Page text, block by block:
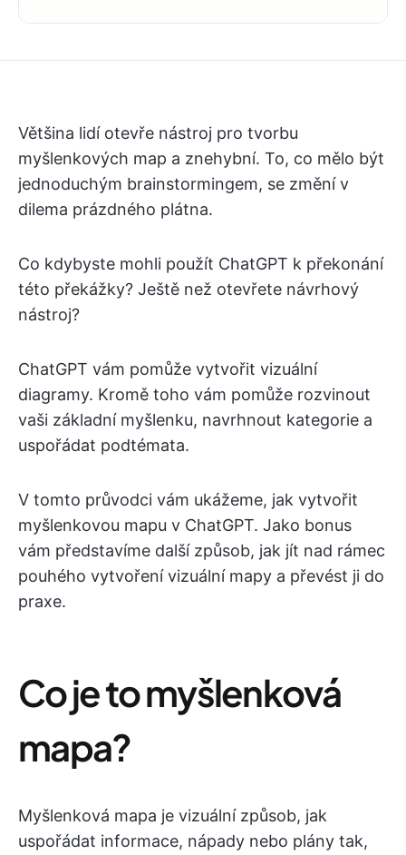
Většina lidí otevře nástroj pro tvorbu
myšlenkových map a znehybní. To, co mělo být
jednoduchým brainstormingem, se změní v
dilema prázdného plátna.
Co kdybyste mohli použít ChatGPT k překonání
této překážky? Ještě než otevřete návrhový
nástroj?
ChatGPT vám pomůže vytvořit vizuální
diagramy. Kromě toho vám pomůže rozvinout
vaši základní myšlenku, navrhnout kategorie a
uspořádat podtémata.
V tomto průvodci vám ukážeme, jak vytvořit
myšlenkovou mapu v ChatGPT. Jako bonus
vám představíme další způsob, jak jít nad rámec
pouhého vytvoření vizuální mapy a převést ji do
praxe.
Co je to myšlenková
mapa?
Myšlenková mapa je vizuální způsob, jak
uspořádat informace, nápady nebo plány tak,